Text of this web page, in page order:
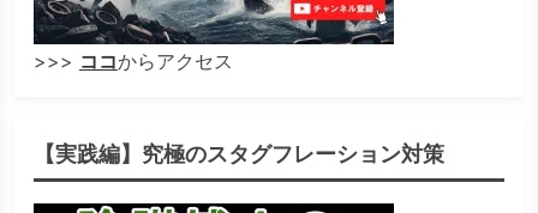
>>> ココからアクセス
【実践編】究極のスタグフレーション対策